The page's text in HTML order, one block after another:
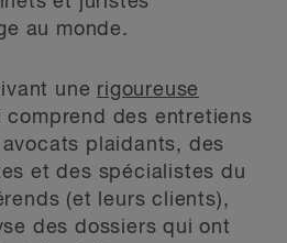
au monde.
une rigoureuse
comprend des entretiens
plaidants, des
et des spécialistes du
(et leurs clients),
des dossiers qui ont